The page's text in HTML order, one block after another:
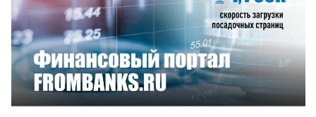
Смотреть проект